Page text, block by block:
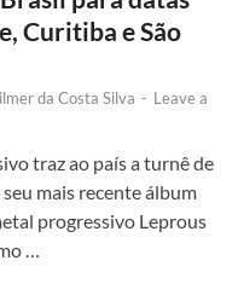
Curitiba e São
da Costa Silva - Leave a
traz ao país a turnê de
mais recente álbum
progressivo Leprous
…